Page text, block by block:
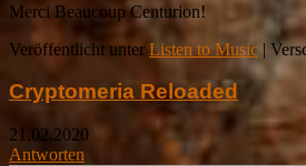
Merci Beaucoup Centurion!
Veröffentlicht unter Listen to Music |
Cryptomeria Reloaded
21.02.2020
Antworten